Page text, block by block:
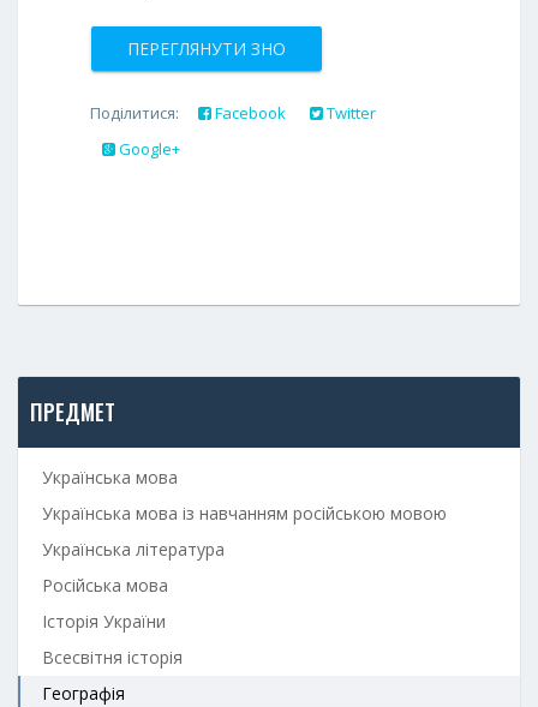
ПЕРЕГЛЯНУТИ ЗНО
Поділитися: Facebook
Twitter
Google+
ПРЕДМЕТ
Українська мова
Українська мова із навчанням російською мовою
Українська література
Російська мова
Історія України
Всесвітня історія
Географія